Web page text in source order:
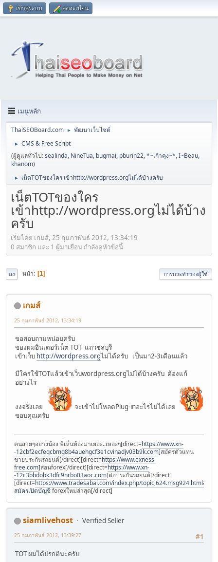
เข้าสู่ระบบ ลงทะเบียน
เมนูหลัก
ThaiSEOBoard.com ► พัฒนาเว็บไซต์
►
CMS & Free Script
(ผู้ดูแลทั่วไป:sealinda, NineTua, bugmai, pburin22,*~เก้าคุง~*,I~Beau,
khanom)
► เน็ตTOTของใคร เข้าhttp://wordpress.orgไม่ได้บ้างครับ
เน็ตTOTของใคร
เข้าhttp://wordpress.orgไม่ได้บ้าง
ครับ
เริ่มโดย เกมส์, 25 กุมภาพันธ์ 2012, 13:34:19
0 สมาชิก และ 1 ผู้มาเยือน กำลังดูหัวข้อนี้
ลง หน้า 1 การกระทำของผู้ใช้
เกมส์
25 กุมภาพันธ์ 2012, 13:34:19
ขอสอบถามหน่อยครับ
ของผมอินเตอร์เน็ต TOT แถวชลบุรี
เข้าเว็บ http://wordpress.orgไม่ได้ครับ เป็นมา2-3เดือนแล้ว
มีใครใช้TOTแล้วเข้าเว็บwordpress.orgไม่ได้บ้างครับ ต้องแก้
อย่างไร
งงจริงเลย
จะเข้าไปโหลดPlug-inอะไรไม่ได้เลย
ขอบคุณครับ
คนสวยๆอย่างน้อง พี่เห็นท้องมาเยอะ..เหอะๆ[direct=https://www.xn-
-12cbf2ecfeqcbmg8b4auehgcf3e1cvinadjv03b9k.com]สมัครตัวแทน
ขายประกันรถยนต์[/direct][direct=https://www.exness-
free.com]สอนforex[/direct][direct=https://www.xn-
-12c3bbdobk3dfc9hrbo03aoc.com]ต่อประกันรถยนต์[/direct]
[direct=https://www.tradesabai.com/index.php/
สมัครเปิดบัญชีforexใหม่ล่าสุด[/direct]
siamlivehost
Verified Seller
#1
25 กุมภาพันธ์ 2012, 13:39:27
TOT ผมได้ปรกตินะครับ